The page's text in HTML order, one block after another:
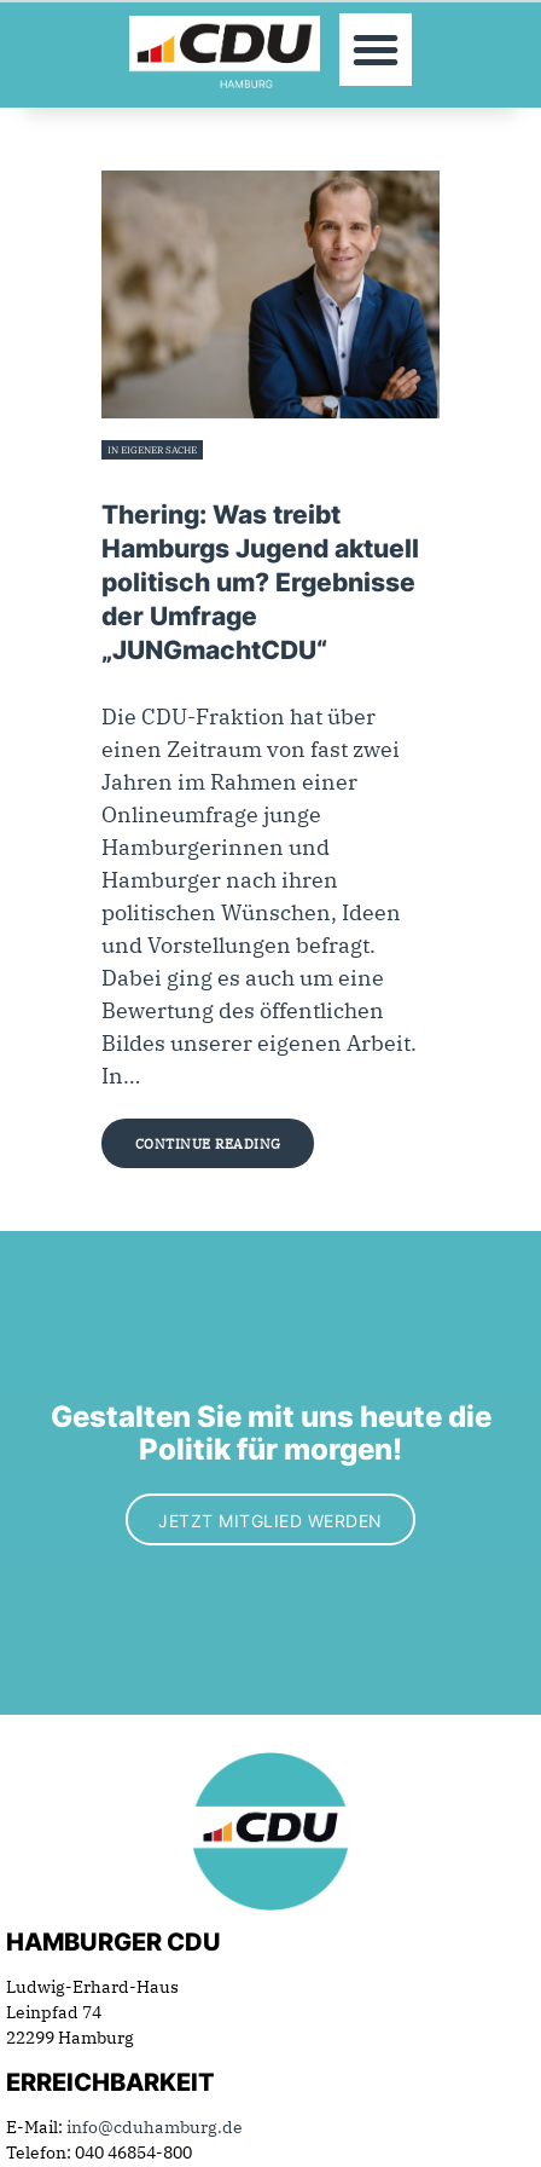
MOIN!
AKTUELLES
PARLAMENTE
KONTAKT
SPENDEN
MITGLIED WERDEN!
IN EIGENER SACHE
Thering: Was treibt
Hamburgs Jugend aktuell
politisch um? Ergebnisse
der Umfrage
„JUNGmachtCDU“
Die CDU-Fraktion hat über
einen Zeitraum von fast zwei
Jahren im Rahmen einer
Onlineumfrage junge
Hamburgerinnen und
Hamburger nach ihren
politischen Wünschen, Ideen
und Vorstellungen befragt.
Dabei ging es auch um eine
Bewertung des öffentlichen
Bildes unserer eigenen Arbeit.
In…
CONTINUE READING
Gestalten Sie mit uns heute die
Politik für morgen!
JETZT MITGLIED WERDEN
HAMBURGER CDU
Ludwig-Erhard-Haus
Leinpfad 74
22299 Hamburg
ERREICHBARKEIT
E-Mail: info@cduhamburg.de
Telefon: 040 46854-800